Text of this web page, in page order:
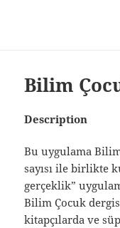
Bilim
Description
Bu uygulama
sayısı ile birlikte
gerçeklik”
Bilim Çocuk
kitapçılarda ve